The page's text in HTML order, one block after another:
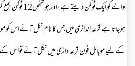
والے کو ایک
ہوجاتا ہے قرعہ اندازی میں جس کا نام نکل آئے اس کو
کے لیے موبائل فون قرعہ دازی میں نکل آئے تو اس کے